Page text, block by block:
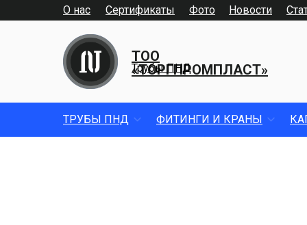
О нас Фото
Сертификаты Новости
ТОО
«ТОРГПРОМПЛАСТ»
Трубы ПНД
ТРУБЫ ПНД ФИТИНГИ И КРАНЫ